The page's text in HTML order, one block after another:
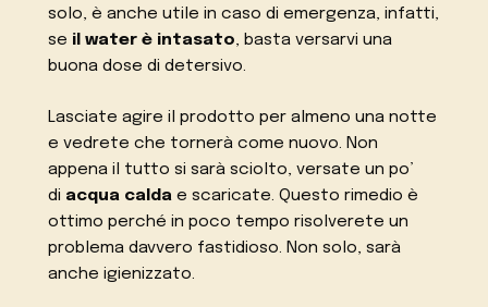
solo, è anche utile in caso di emergenza, infatti,
se il water è intasato, basta versarvi una
buona dose di detersivo.
Lasciate agire il prodotto per almeno una notte
e vedrete che tornerà come nuovo. Non
appena il tutto si sarà sciolto, versate un po’
di acqua calda e scaricate. Questo rimedio è
ottimo perché in poco tempo risolverete un
problema davvero fastidioso. Non solo, sarà
anche igienizzato.